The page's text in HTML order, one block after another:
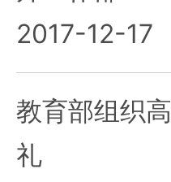
2017-12-17
教育部组织
礼